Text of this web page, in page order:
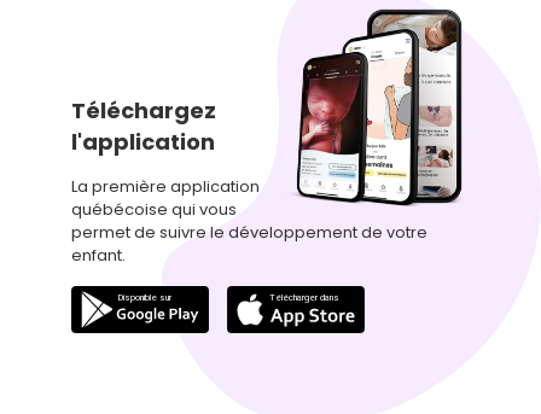
Téléchargez
l'application
La première application
québécoise qui vous
permet de suivre le développement de votre
enfant.